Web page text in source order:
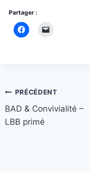
Partager :
Navigation
de
PRÉCÉDENT
BAD & Convivialité –
LBB primé